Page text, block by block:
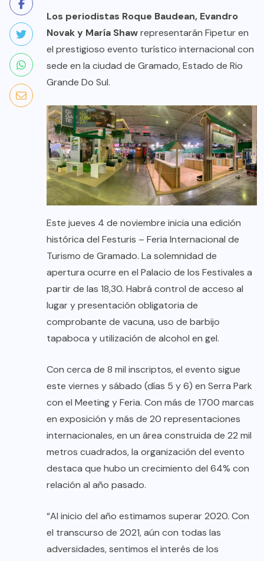
Los periodistas Roque Baudean, Evandro
Novak y María Shawrepresentarán Fipetur en
el prestigioso evento turístico internacional con
sede en la ciudad de Gramado, Estado de Rio
Grande Do Sul.
Este jueves 4 de noviembre inicia una edición
histórica del Festuris – Feria Internacional de
Turismo de Gramado. La solemnidad de
apertura ocurre en el Palacio de los Festivales a
partir de las 18,30. Habrá control de acceso al
lugar y presentación obligatoria de
comprobante de vacuna, uso de barbijo
tapaboca y utilización de alcohol en gel.
Con cerca de 8 mil inscriptos, el evento sigue
este viernes y sábado (días 5 y 6) en Serra Park
con el Meeting y Feria. Con más de 1700 marcas
en exposición y más de 20 representaciones
internacionales, en un área construida de 22 mil
metros cuadrados, la organización del evento
destaca que hubo un crecimiento del 64% con
relación al año pasado.
“Al inicio del año estimamos superar 2020. Con
el transcurso de 2021, aún con todas las
adversidades, sentimos el interés de los